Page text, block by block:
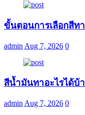
ขั้นตอนการเลือกสีท
admin Aug 7, 2026 0
สีน้ำมันทาอะไรได้บ้
admin Aug 7, 2026 0